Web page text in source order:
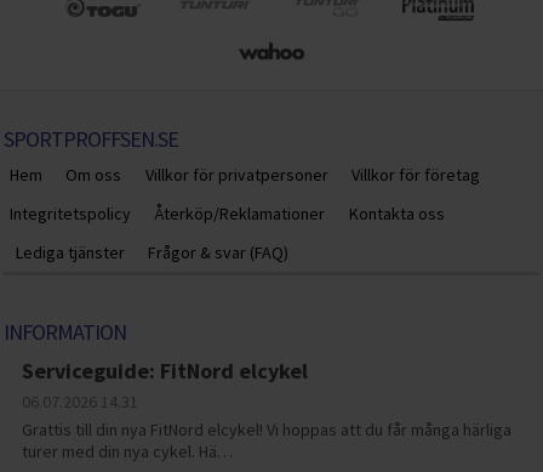
SPORTPROFFSEN.SE
Hem Om oss Villkor för privatpersoner
Villkor för företag
Integritetspolicy
Återköp/Reklamationer
Kontakta oss
Lediga tjänster
Frågor & svar (FAQ)
INFORMATION
Serviceguide: FitNord elcykel
06.07.2026 14.31
Grattis till din nya FitNord elcykel! Vi hoppas att du får många härliga
turer med din nya cykel. Hä…